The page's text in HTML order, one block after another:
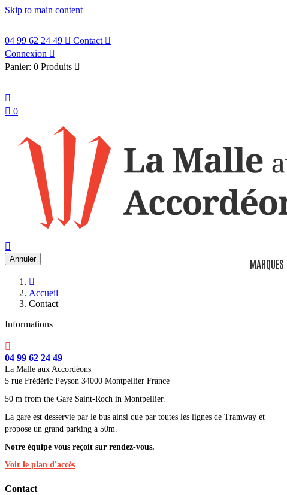
Skip to main content
04 99 62 24 49  Contact 
Connexion 
Panier: 0 Produits 

 0
MARQUES

Annuler

Accueil
Contact
Informations

04 99 62 24 49
La Malle aux Accordéons
5 rue Frédéric Peyson 34000 Montpellier France
50 m from the Gare Saint-Roch in Montpellier.
La gare est desservie par le bus ainsi que par toutes les lignes de Tramway et
propose un grand parking à 50m.
Notre équipe vous reçoit sur rendez-vous.
Voir le plan d'accès
Contact